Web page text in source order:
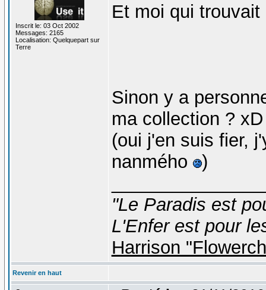
Inscrit le: 03 Oct 2002
Messages: 2165
Localisation: Quelquepart sur
Terre
Et moi qui
Sinon y a
ma collection ? xD
(oui j'en suis fier,
nanmého
)
"Le Paradis est
L'Enfer est pour
Harrison
Revenir en haut